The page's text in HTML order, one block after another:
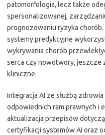
patomorfologia, lecz także
spersonalizowanej,
prognozowaniu ryzyka
systemy predykcyjne
wykrywania chorób
serca czy nowotwory, jeszcze
kliniczne.
Integracja AI ze służbą
odpowiednich ram prawnych i
aktualizacja przepisów
certyfikacji systemów AI oraz